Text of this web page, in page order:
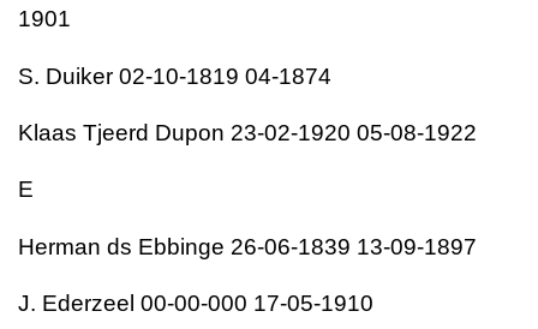
1901
S. Duiker 02-10-1819 04-1874
Klaas Tjeerd Dupon 23-02-1920 05-08-1922
E
Herman ds Ebbinge 26-06-1839 13-09-1897
J. Ederzeel 00-00-000 17-05-1910